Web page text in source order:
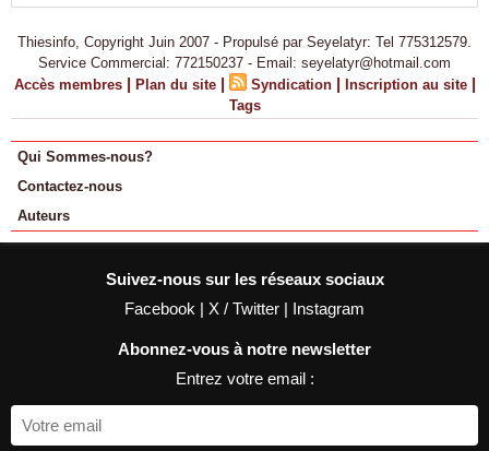
Thiesinfo, Copyright Juin 2007 - Propulsé par Seyelatyr: Tel 775312579.
Service Commercial: 772150237 - Email: seyelatyr@hotmail.com
Accès membres | Plan du site | Syndication | Inscription au site |
Tags
Qui Sommes-nous?
Contactez-nous
Auteurs
Suivez-nous sur les réseaux sociaux
Facebook | X / Twitter | Instagram
Abonnez-vous à notre newsletter
Entrez votre email :